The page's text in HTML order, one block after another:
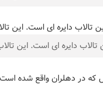
دایره ای است. این